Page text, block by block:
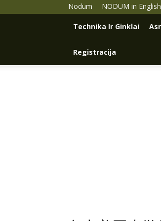
Nodum NODUM in English
Technika Ir Ginklai
Registracija